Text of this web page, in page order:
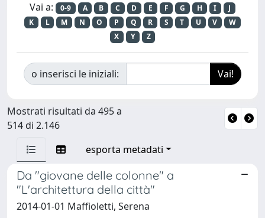
Vai a: 0-9 A B C D E F G H I
J
K
L M N O P Q R S T U V
W
X
Y Z
o inserisci le iniziali:
Mostrati risultati da 495 a
514 di 2.146
esporta metadati
Da "giovane delle colonne" a
"L'architettura della città"
2014-01-01 Maffioletti, Serena